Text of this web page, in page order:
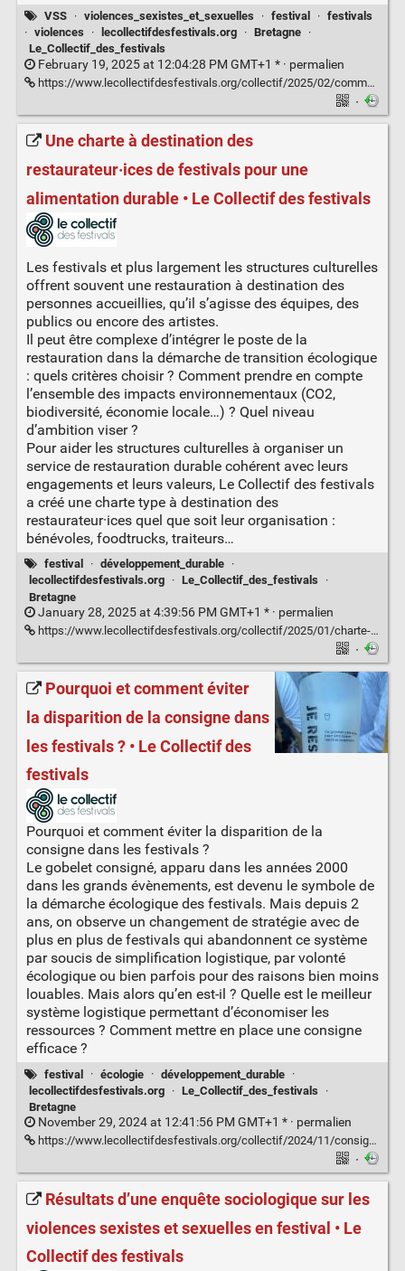
VSS · violences_sexistes_et_sexuelles · festival · festivals
· violences · lecollectifdesfestivals.org · Bretagne ·
Le_Collectif_des_festivals
February 19, 2025 at 12:04:28 PM GMT+1 * · permalien
https://www.lecollectifdesfestivals.org/collectif/2025/02/communique-des-collectifs-et-associations-de-prevention-des-violences-en-milieu-festif/
·
Une charte à destination des
restaurateur·ices de festivals pour une
alimentation durable • Le Collectif des festivals
Les festivals et plus largement les structures culturelles
offrent souvent une restauration à destination des
personnes accueillies, qu’il s’agisse des équipes, des
publics ou encore des artistes.
Il peut être complexe d’intégrer le poste de la
restauration dans la démarche de transition écologique
: quels critères choisir ? Comment prendre en compte
l’ensemble des impacts environnementaux (CO2,
biodiversité, économie locale…) ? Quel niveau
d’ambition viser ?
Pour aider les structures culturelles à organiser un
service de restauration durable cohérent avec leurs
engagements et leurs valeurs, Le Collectif des festivals
a créé une charte type à destination des
restaurateur·ices quel que soit leur organisation :
bénévoles, foodtrucks, traiteurs…
festival · développement_durable
·
lecollectifdesfestivals.org
· Le_Collectif_des_festivals
·
Bretagne
January 28, 2025 at 4:39:56 PM GMT+1 * · permalien
https://www.lecollectifdesfestivals.org/collectif/2025/01/charte-alimentation/
·
Pourquoi et comment éviter
la disparition de la consigne dans
les festivals ? • Le Collectif des
festivals
Pourquoi et comment éviter la disparition de la
consigne dans les festivals ?
Le gobelet consigné, apparu dans les années 2000
dans les grands évènements, est devenu le symbole de
la démarche écologique des festivals. Mais depuis 2
ans, on observe un changement de stratégie avec de
plus en plus de festivals qui abandonnent ce système
par soucis de simplification logistique, par volonté
écologique ou bien parfois pour des raisons bien moins
louables. Mais alors qu’en est-il ? Quelle est le meilleur
système logistique permettant d’économiser les
ressources ? Comment mettre en place une consigne
efficace ?
festival · écologie · développement_durable ·
lecollectifdesfestivals.org
· Le_Collectif_des_festivals
·
Bretagne
November 29, 2024 at 12:41:56 PM GMT+1 * · permalien
https://www.lecollectifdesfestivals.org/collectif/2024/11/consigne-festivals/
·
Résultats d’une enquête sociologique sur les
violences sexistes et sexuelles en festival • Le
Collectif des festivals